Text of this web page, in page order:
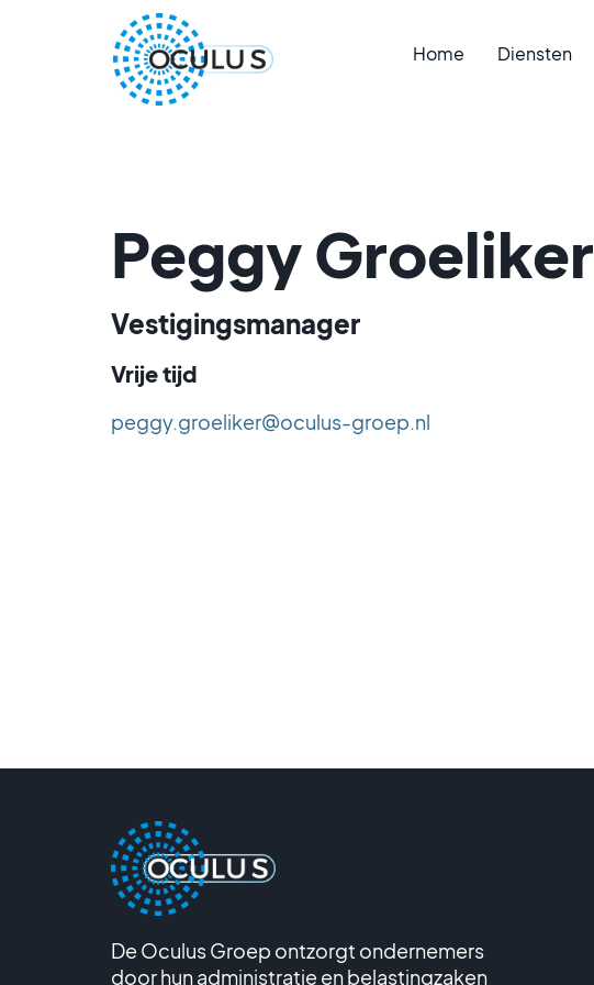
Home Diensten
Peggy Groeliker
Vestigingsmanager
Vrije tijd
peggy.groeliker@oculus-groep.nl
De Oculus Groep ontzorgt ondernemers
door hun administratie en belastingzaken